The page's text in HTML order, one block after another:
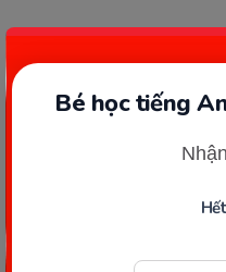
Bé học tiếng
Câu cầu
vấn bình
cầu, ra lệnh hoặc nhấn
truyện Tắt đèn của Ngô